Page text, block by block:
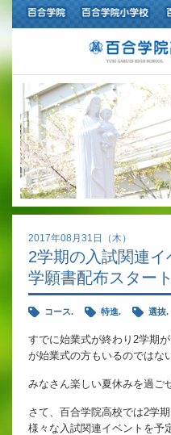
2017年08月31日（木）
2学期の入試関連
学願書配布スタート
コース. 特進. 選抜.
すでに始業式が終わり2学期
が始業式の方もいるのではな
みなさん楽しい夏休みを過ご
さて、百合学院高校では2学
様々な入試関連イベントを予